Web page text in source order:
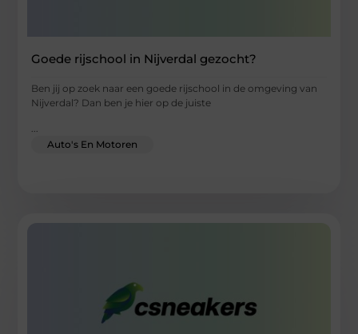
Goede rijschool in Nijverdal gezocht?
Ben jij op zoek naar een goede rijschool in de omgeving van
Nijverdal? Dan ben je hier op de juiste
...
Auto's En Motoren